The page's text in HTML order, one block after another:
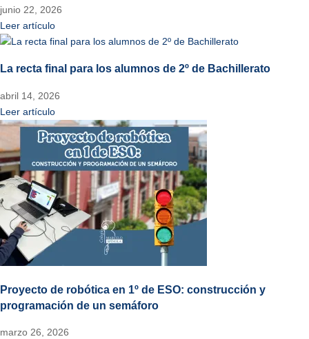
junio 22, 2026
Leer artículo
La recta final para los alumnos de 2º de Bachillerato
abril 14, 2026
Leer artículo
Proyecto de robótica en 1º de ESO: construcción y
programación de un semáforo
marzo 26, 2026